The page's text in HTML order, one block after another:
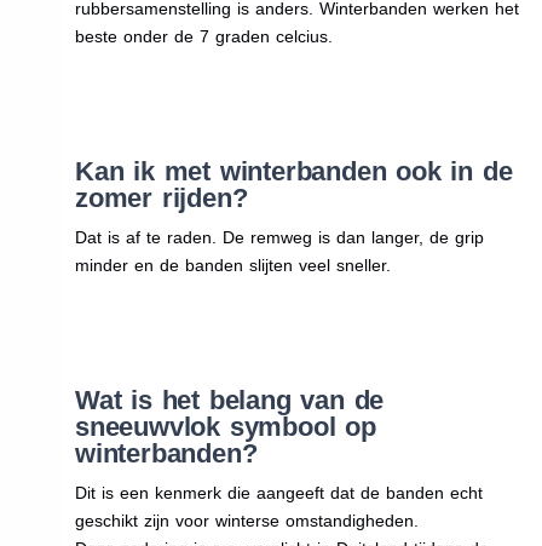
rubbersamenstelling is anders. Winterbanden werken het
beste onder de 7 graden celcius.
Kan ik met winterbanden ook in de
zomer rijden?
Dat is af te raden. De remweg is dan langer, de grip
minder en de banden slijten veel sneller.
Wat is het belang van de
sneeuwvlok symbool op
winterbanden?
Dit is een kenmerk die aangeeft dat de banden echt
geschikt zijn voor winterse omstandigheden.